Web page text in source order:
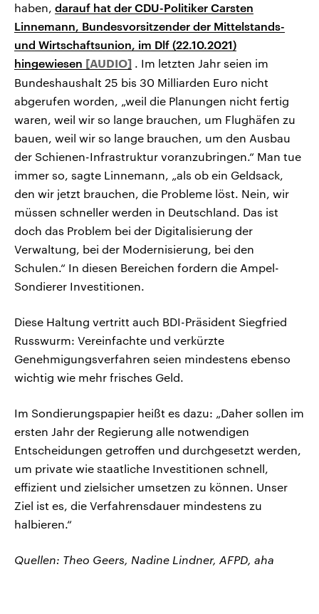
haben, darauf hat der CDU-Politiker Carsten
Linnemann, Bundesvorsitzender der Mittelstands-
und Wirtschaftsunion, im Dlf (22.10.2021)
hingewiesen
. Im letzten Jahr seien im
Bundeshaushalt 25 bis 30 Milliarden Euro nicht
abgerufen worden, „weil die Planungen nicht fertig
waren, weil wir so lange brauchen, um Flughäfen zu
bauen, weil wir so lange brauchen, um den Ausbau
der Schienen-Infrastruktur voranzubringen.“ Man tue
immer so, sagte Linnemann, „als ob ein Geldsack,
den wir jetzt brauchen, die Probleme löst. Nein, wir
müssen schneller werden in Deutschland. Das ist
doch das Problem bei der Digitalisierung der
Verwaltung, bei der Modernisierung, bei den
Schulen.“ In diesen Bereichen fordern die Ampel-
Sondierer Investitionen.
Diese Haltung vertritt auch BDI-Präsident Siegfried
Russwurm: Vereinfachte und verkürzte
Genehmigungsverfahren seien mindestens ebenso
wichtig wie mehr frisches Geld.
Im Sondierungspapier heißt es dazu: „Daher sollen im
ersten Jahr der Regierung alle notwendigen
Entscheidungen getroffen und durchgesetzt werden,
um private wie staatliche Investitionen schnell,
effizient und zielsicher umsetzen zu können. Unser
Ziel ist es, die Verfahrensdauer mindestens zu
halbieren.“
Quellen: Theo Geers, Nadine Lindner, AFPD, aha